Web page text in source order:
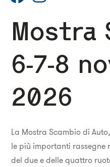
Mostra
6-7-8
2026
La Mostra Scambio di
le più importanti
del due e delle quattro